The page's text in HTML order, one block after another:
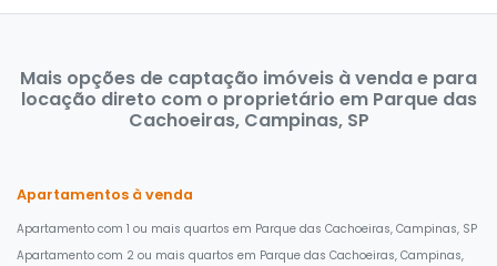
Mais opções de captação imóveis à venda e para
locação direto com o proprietário em Parque das
Cachoeiras, Campinas, SP
Apartamentos à venda
Apartamento com 1 ou mais quartos em Parque das Cachoeiras, Campinas, SP
Apartamento com 2 ou mais quartos em Parque das Cachoeiras, Campinas,